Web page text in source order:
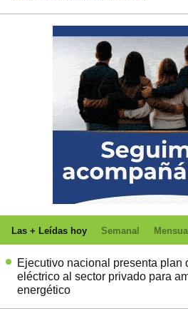
Las + Leídas hoy Semanal Mensual
Ejecutivo nacional presenta plan
eléctrico al sector privado para
energético